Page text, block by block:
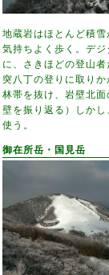
地蔵岩はほとんど積
気持ちよく歩く。デ
に、さきほどの登山
突八丁の登りに取り
林帯を抜け、岩壁北
壁を振り返る）しか
使う。
御在所岳・国見岳